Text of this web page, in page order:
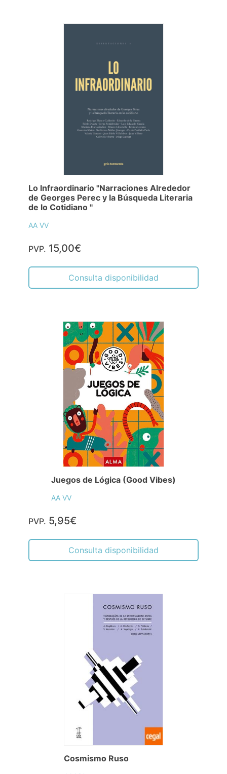
Lo Infraordinario "Narraciones Alrededor
de Georges Perec y la Búsqueda Literaria
de lo Cotidiano "
AA VV
PVP. 15,00€
Consulta disponibilidad
Juegos de Lógica (Good Vibes)
AA VV
PVP. 5,95€
Consulta disponibilidad
Cosmismo Ruso